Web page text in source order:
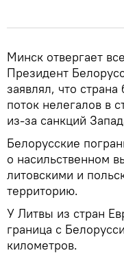
Минск отвергает
Президент
заявлял, что
поток нелегалов в
из-за санкций
Белорусские
о насильственном
литовскими и
территорию.
У Литвы из стран
граница с
километров.